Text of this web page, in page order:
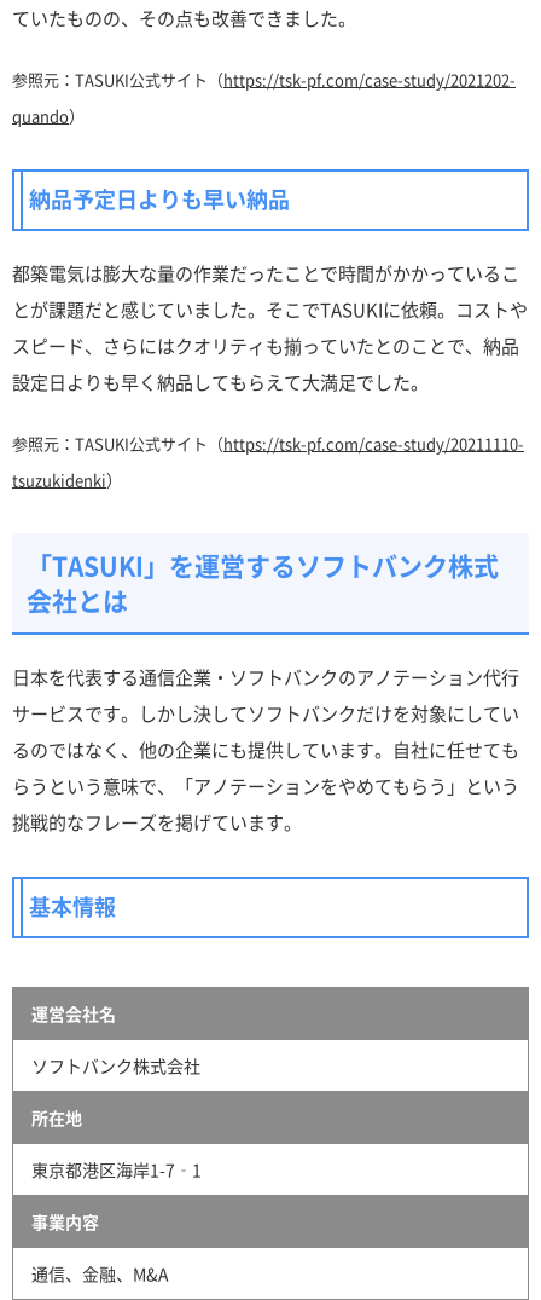
ていたものの、その点も改善できました。
参照元：TASUKI公式サイト（https://tsk-pf.com/case-study/2021202-
quando）
納品予定日よりも早い納品
都築電気は膨大な量の作業だったことで時間がかかっているこ
とが課題だと感じていました。そこでTASUKIに依頼。コストや
スピード、さらにはクオリティも揃っていたとのことで、納品
設定日よりも早く納品してもらえて大満足でした。
参照元：TASUKI公式サイト（https://tsk-pf.com/case-study/20211110-
tsuzukidenki）
「TASUKI」を運営するソフトバンク株式
会社とは
日本を代表する通信企業・ソフトバンクのアノテーション代行
サービスです。しかし決してソフトバンクだけを対象にしてい
るのではなく、他の企業にも提供しています。自社に任せても
らうという意味で、「アノテーションをやめてもらう」という
挑戦的なフレーズを掲げています。
基本情報
運営会社名
ソフトバンク株式会社
所在地
東京都港区海岸1-7‐1
事業内容
通信、金融、M&A